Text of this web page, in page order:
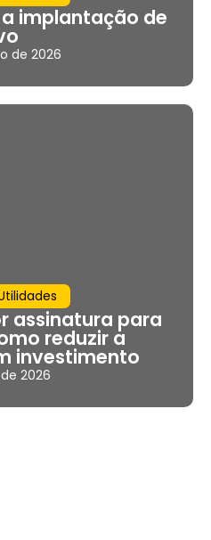
implantação de
de 2026
assinatura para
reduzir a
investimento
2026